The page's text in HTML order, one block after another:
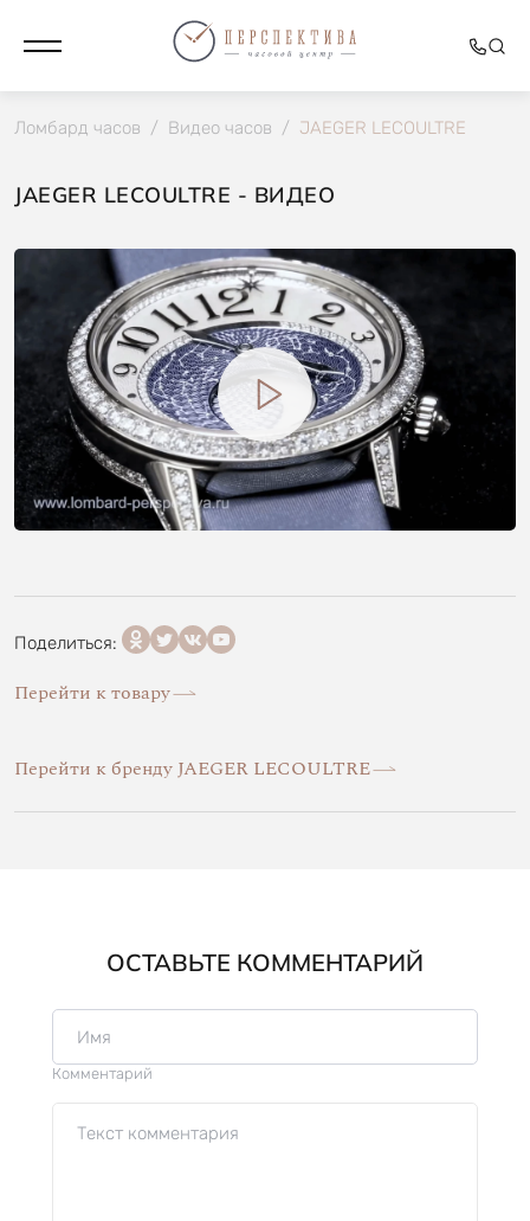
Ломбард часов / Видео часов / JAEGER LECOULTRE
JAEGER LECOULTRE - ВИДЕО
Поделиться:
Перейти к товару
Перейти к бренду JAEGER LECOULTRE
ОСТАВЬТЕ КОММЕНТАРИЙ
Комментарий